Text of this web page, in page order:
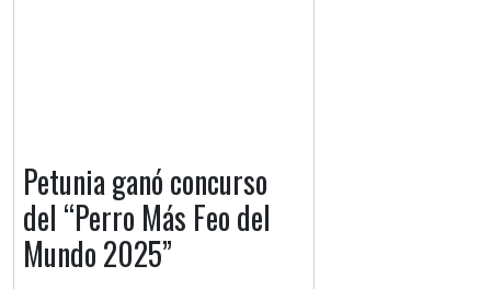
Petunia ganó concurso
del “Perro Más Feo del
Mundo 2025”